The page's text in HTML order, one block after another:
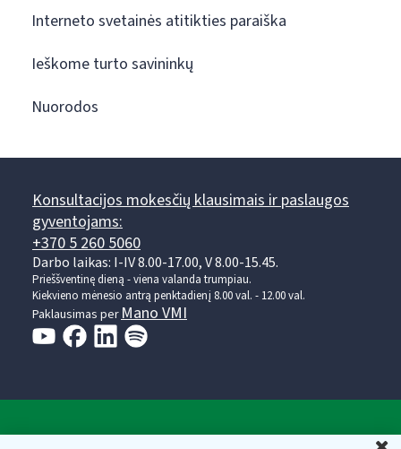
Interneto svetainės atitikties paraiška
Ieškome turto savininkų
Nuorodos
Konsultacijos mokesčių klausimais ir paslaugos
gyventojams:
+370 5 260 5060
Darbo laikas: I-IV 8.00-17.00, V 8.00-15.45.
Prieššventinę dieną - viena valanda trumpiau.
Kiekvieno mėnesio antrą penktadienį 8.00 val. - 12.00 val.
Paklausimas perMano VMI
Valstybinė mokesčių inspekcija prie Lietuvos